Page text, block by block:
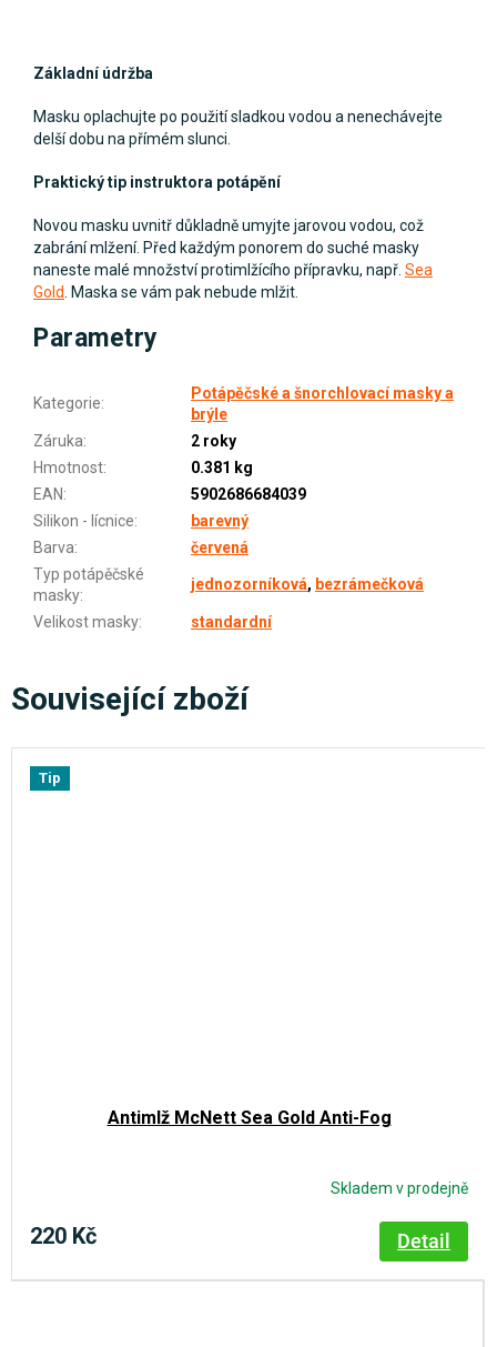
Základní údržba
Masku oplachujte po použití sladkou vodou a nenechávejte
delší dobu na přímém slunci.
Praktický tip instruktora potápění
Novou masku uvnitř důkladně umyjte jarovou vodou, což
zabrání mlžení. Před každým ponorem do suché masky
naneste malé množství protimlžícího přípravku, např. Sea
Gold
. Maska se vám pak nebude mlžit.
Parametry
Kategorie:
Potápěčské a šnorchlovací masky a
brýle
Záruka:
2 roky
Hmotnost:
0.381 kg
EAN:
5902686684039
Silikon - lícnice:
barevný
Barva:
červená
Typ potápěčské
masky:
jednozorníková, bezrámečková
Velikost masky: standardní
Související zboží
Tip
Antimlž McNett Sea Gold Anti-Fog
Skladem v prodejně
220 Kč Detail